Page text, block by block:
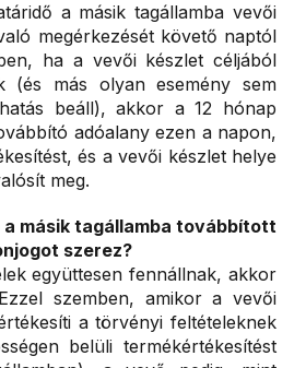
a másik tagállamba vevői
megérkezését követő naptól
ha a vevői készlet céljából
(és más olyan esemény sem
beáll), akkor a 12 hónap
adóalany ezen a napon,
és a vevői készlet helye
meg.
másik tagállamba továbbított
szerez?
együttesen fennállnak, akkor
szemben, amikor a vevői
a törvényi feltételeknek
belüli termékértékesítést